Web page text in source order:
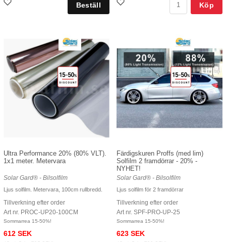
Köp
Ultra Performance 20% (80% VLT).
1x1 meter. Metervara
Solar Gard® - Bilsolfilm
Ljus solfilm. Metervara, 100cm rullbredd.
Tillverkning efter order
Art nr. PROC-UP20-100CM
Sommarrea 15-50%!
612 SEK
Färdigskuren Proffs (med lim)
Solfilm 2 framdörrar - 20% -
NYHET!
Solar Gard® - Bilsolfilm
Ljus solfilm för 2 framdörrar
Tillverkning efter order
Art nr. SPF-PRO-UP-25
Sommarrea 15-50%!
623 SEK